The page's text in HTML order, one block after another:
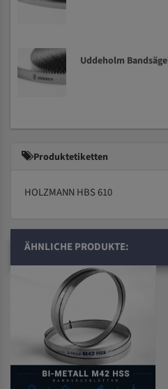
Uddeholm
Produktetiketten
HOLZMANN HBS 610
ÄHNLICHE PRODUKTE: